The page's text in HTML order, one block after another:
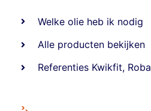
Welke olie heb ik nodig
Alle producten bekijken
Referenties Kwikfit, Roba